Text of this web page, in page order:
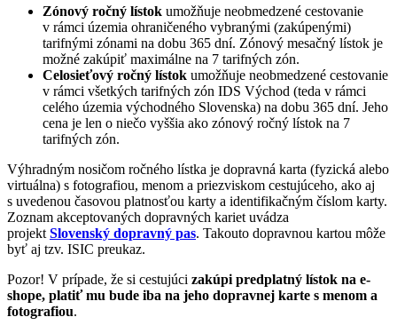
Zónový ročný lístok umožňuje neobmedzené cestovanie
v rámci územia ohraničeného vybranými (zakúpenými)
tarifnými zónami na dobu 365 dní. Zónový mesačný lístok je
možné zakúpiť maximálne na 7 tarifných zón.
Celosieťový ročný lístok umožňuje neobmedzené cestovanie
v rámci všetkých tarifných zón IDS Východ (teda v rámci
celého územia východného Slovenska) na dobu 365 dní. Jeho
cena je len o niečo vyššia ako zónový ročný lístok na 7
tarifných zón.
Výhradným nosičom ročného lístka je dopravná karta (fyzická alebo
virtuálna) s fotografiou, menom a priezviskom cestujúceho, ako aj
s uvedenou časovou platnosťou karty a identifikačným číslom karty.
Zoznam akceptovaných dopravných kariet uvádza
projekt Slovenský dopravný pas. Takouto dopravnou kartou môže
byť aj tzv. ISIC preukaz.
Pozor! V prípade, že si cestujúci zakúpi predplatný lístok na e-
shope, platiť mu bude iba na jeho dopravnej karte s menom a
fotografiou.